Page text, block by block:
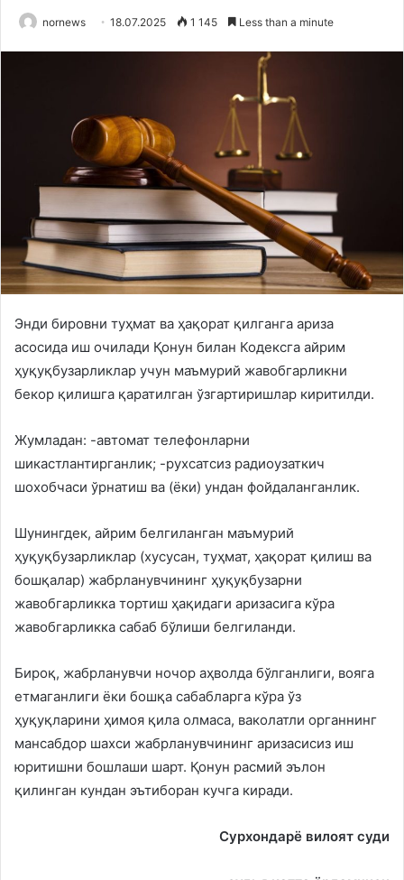
nornews 18.07.2025 1 145 Less than a minute
Энди бировни туҳмат ва ҳақорат қилганга ариза
асосида иш очилади Қонун билан Кодексга айрим
ҳуқуқбузарликлар учун маъмурий жавобгарликни
бекор қилишга қаратилган ўзгартиришлар киритилди.
Жумладан: -автомат телефонларни
шикастлантирганлик; -рухсатсиз радиоузаткич
шохобчаси ўрнатиш ва (ёки) ундан фойдаланганлик.
Шунингдек, айрим белгиланган маъмурий
ҳуқуқбузарликлар (хусусан, туҳмат, ҳақорат қилиш ва
бошқалар) жабрланувчининг ҳуқуқбузарни
жавобгарликка тортиш ҳақидаги аризасига кўра
жавобгарликка сабаб бўлиши белгиланди.
Бироқ, жабрланувчи ночор аҳволда бўлганлиги, вояга
етмаганлиги ёки бошқа сабабларга кўра ўз
ҳуқуқларини ҳимоя қила олмаса, ваколатли органнинг
мансабдор шахси жабрланувчининг аризасисиз иш
юритишни бошлаши шарт. Қонун расмий эълон
қилинган кундан эътиборан кучга киради.
Сурхондарё вилоят суди